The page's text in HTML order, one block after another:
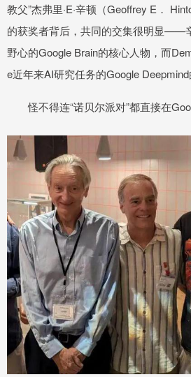
教父”杰弗里·E·辛顿（Geoffrey E．
的获奖者背后，共同的交集很明显——
野心的Google Brain的核心人物，而
e近年来AI研究任务的Google Deepmind
怪不得连“诺贝尔派对”都直接在